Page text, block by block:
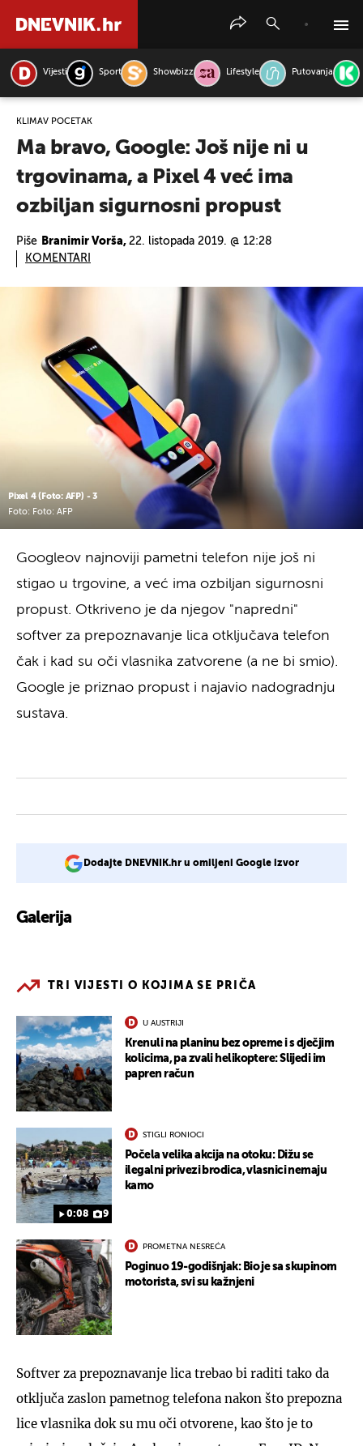
Vijesti Sport Showbizz Lifestyle Putovanja
KLIMAV POČETAK
Ma bravo, Google: Još nije ni u
trgovinama, a Pixel 4 već ima
ozbiljan sigurnosni propust
Piše Branimir Vorša, 22. listopada 2019. @ 12:28
KOMENTARI
Pixel 4 (Foto: AFP) - 3
Foto: Foto: AFP
Googleov najnoviji pametni telefon nije još ni
stigao u trgovine, a već ima ozbiljan sigurnosni
propust. Otkriveno je da njegov "napredni"
softver za prepoznavanje lica otključava telefon
čak i kad su oči vlasnika zatvorene (a ne bi smio).
Google je priznao propust i najavio nadogradnju
sustava.
Dodajte DNEVNIK.hr u omiljeni Google izvor
Galerija
TRI VIJESTI O KOJIMA SE PRIČA
U AUSTRIJI
Krenuli na planinu bez opreme i s dječjim
kolicima, pa zvali helikoptere: Slijedi im
papren račun
0:08 9
STIGLI RONIOCI
Počela velika akcija na otoku: Dižu se
ilegalni privezi brodica, vlasnici nemaju
kamo
PROMETNA NESREĆA
Poginuo 19-godišnjak: Bio je sa skupinom
motorista, svi su kažnjeni
Softver za prepoznavanje lica trebao bi raditi tako da
otključa zaslon pametnog telefona nakon što prepozna
lice vlasnika dok su mu oči otvorene, kao što je to
PRETRAŽITE VIJESTI